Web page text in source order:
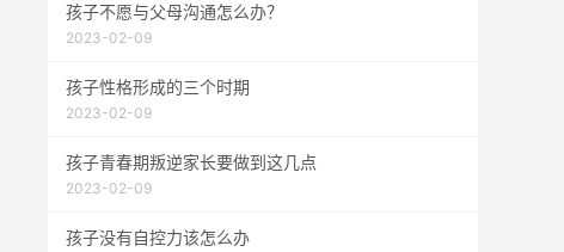
孩子不愿与父母沟通怎么办？
2023-02-09
孩子性格形成的三个时期
2023-02-09
孩子青春期叛逆家长要做到这几点
2023-02-09
孩子没有自控力该怎么办